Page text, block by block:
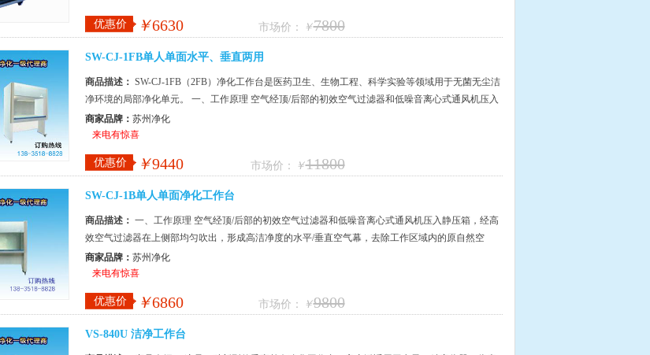
市场价： ￥7800
优惠价 ￥6630
SW-CJ-1FB单人单面水平、垂直两用
商品描述： SW-CJ-1FB（2FB）净化工作台是医药卫生、生物工程、科学实验等领域用于无菌无尘洁
净环境的局部净化单元。 一、工作原理 空气经顶/后部的初效空气过滤器和低噪音离心式通风机压入
静压箱，经高效空气过滤器在上侧...
商家品牌： 苏州净化
来电有惊喜
市场价： ￥11800
优惠价 ￥9440
SW-CJ-1B单人单面净化工作台
商品描述： 一、工作原理 空气经顶/后部的初效空气过滤器和低噪音离心式通风机压入静压箱，经高
效空气过滤器在上侧部均匀吹出，形成高洁净度的水平/垂直空气幕，去除工作区域内的原自然空
气，开机后五分钟即达到理想的高洁净...
商家品牌： 苏州净化
来电有惊喜
市场价： ￥9800
优惠价 ￥6860
VS-840U 洁净工作台